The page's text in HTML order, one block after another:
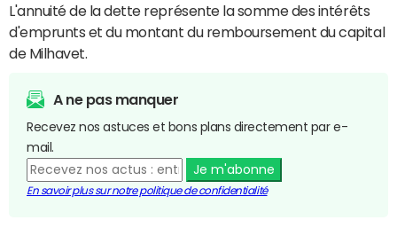
L'annuité de la dette représente la somme des intérêts
d'emprunts et du montant du remboursement du capital
de Milhavet.
A ne pas manquer
Recevez nos astuces et bons plans directement par e-
mail.
Je m'abonne
En savoir plus sur notre politique de confidentialité